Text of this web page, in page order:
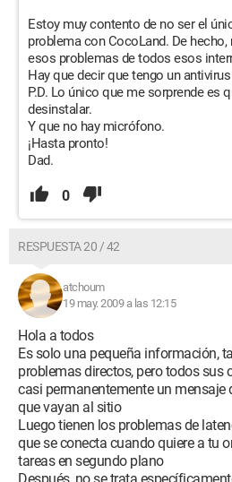
Estoy muy contento de no ser el
problema con CocoLand. De
esos problemas de todos esos
Hay que decir que tengo un
P.D. Lo único que me sorprende es
desinstalar.
Y que no hay micrófono.
¡Hasta pronto!
Dad.
0
RESPUESTA 20 / 42
atchoum
19 may. 2009 a las 12:15
Hola a todos
Es solo una pequeña información,
problemas directos, pero todos sus
casi permanentemente un mensaje
que vayan al sitio
Luego tienen los problemas de
que se conecta cuando quiere a tu
tareas en segundo plano